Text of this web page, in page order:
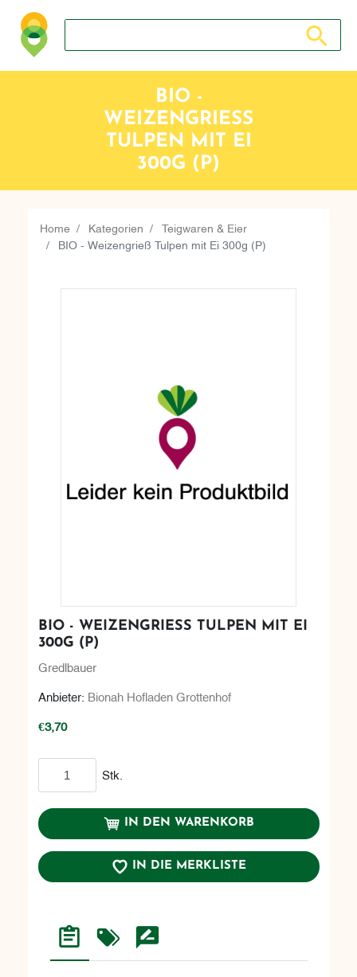
Suche nach: Zum Beispiel Wein, Fleisch, Keramik,
Suche
BIO -
WEIZENGRIESS T
ULPEN MIT EI 3
00G (P)
Home Kategorien Teigwaren & Eier
BIO - Weizengrieß Tulpen mit Ei 300g (P)
BIO - WEIZENGRIESS TULPEN MIT EI 3
00G (P)
Gredlbauer
Anbieter: Bionah Hofladen Grottenhof
€3,70
Stk.
IN DEN WARENKORB
IN DIE MERKLISTE